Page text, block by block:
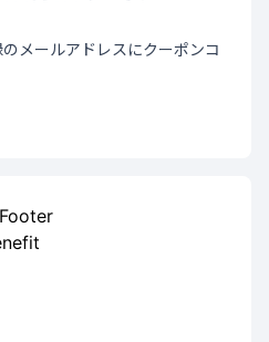
メールアドレスにクーポンコ